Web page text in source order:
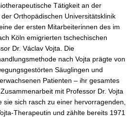
Tätigkeit an der
Orthopädischen Universitätsklinik
der ersten Mitarbeiterinnen des im
Köln emigrierten tschechischen
Dr. Václav Vojta. Die
nach Vojta prägte von
Säuglingen und
Patienten – ihr gesamtes
mit Professor Dr. Vojta
sich rasch zu einer hervorragenden,
Therapeutin und zählte bereits 1971